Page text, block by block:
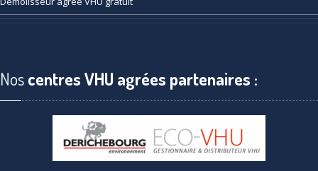
Noscentres VHU agrées partenaires :